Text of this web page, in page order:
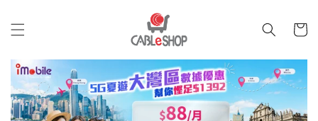
容
物